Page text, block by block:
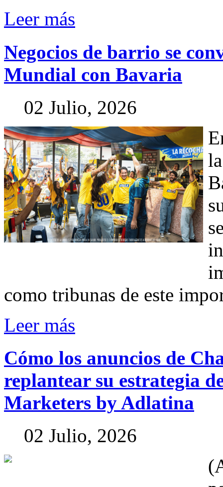
Leer más
Negocios de barrio se
Mundial con Bavaria
02 Julio, 2026
como tribunas de este
Leer más
Cómo los anuncios de
replantear su estrategia
Marketers byAdlatina
02 Julio, 2026